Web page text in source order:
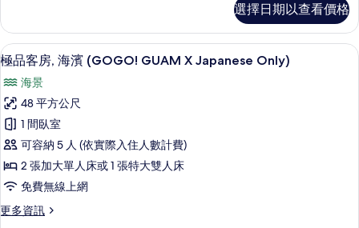
的
所
有
相
片
客
房
(GOGO!
X
Japanese
Only)
的
詳
情
選擇日期以查看價格
顯
示
極
品
客
房,
海
濱
(GOGO!
客房內保險箱、書桌、免費無線上網、
12
極品客房, 海濱 (GOGO! GUAM X Japanese Only)
海景
48 平方公尺
1 間臥室
可容納 5 人 (依實際入住人數計費)
2 張加大單人床或 1 張特大雙人床
免費無線上網
更多資訊
更